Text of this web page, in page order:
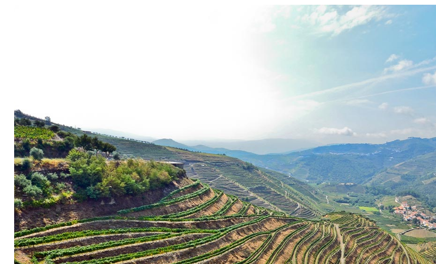
konnte bereits mit ersten Jahrgängen komplett überzeugen und exzellente
Bewertungen erzielen. Während Booth zeitlebens international höchst erfolgreich
unterschiedlichen Regionen des Landes eine Vielzahl faszinierender Weine
produziert. Nicht umsonst wurde der leidenschaftliche Winzer 2016 im Alter von
gerade mal 35 Jahren zum Winzer des Jahres gekürt.
Die Anwendung nachhaltiger Methoden gehört ebenso zu den Prinzipien von
Fitapreta wie der Erhalt und der Wiederaufbau historischer Weinlandschaften.
Damit sich der aussergewöhnliche Terroircharakter des Alentejo authentisch in
den Weinen widerspiegelt, haben sich Maçanita und Booth neben Touriga
Nacional und Aragonez vor allem auf autochthone Rebsorten wie Arinto, Tinta
Miúda, Trincadeira und einige andere lokale Spezialitäten spezialisiert, die in
diesem Gebiet schon lange heimisch sind und Weine mit höchst eigenständigem
Charakter hervorbringen.